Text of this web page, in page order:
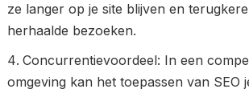
ze langer op je site blijven en
herhaalde bezoeken.
Concurrentievoordeel: In een
omgeving kan het toepassen van SEO